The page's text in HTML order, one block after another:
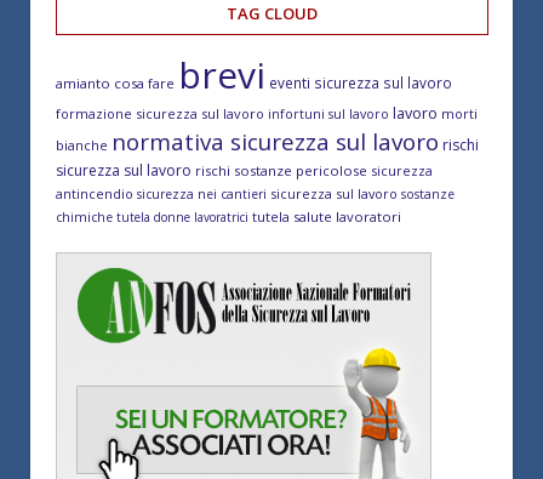
TAG CLOUD
amianto cosa fare brevi eventi sicurezza sul lavoro
formazione sicurezza sul lavoro infortuni sul lavoro lavoro morti
bianche normativa sicurezza sul lavoro rischi
sicurezza sul lavoro rischi sostanze pericolose sicurezza
antincendio sicurezza nei cantieri sicurezza sul lavoro sostanze
chimiche tutela donne lavoratrici tutela salute lavoratori